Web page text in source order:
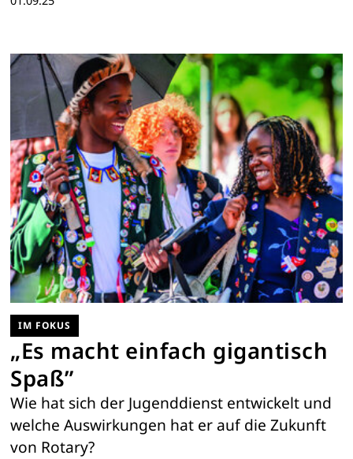
IM FOKUS
„Es macht einfach gigantisch
Spaß”
​Wie hat sich der Jugenddienst entwickelt und
welche Auswirkungen hat er auf die Zukunft
von Rotary?